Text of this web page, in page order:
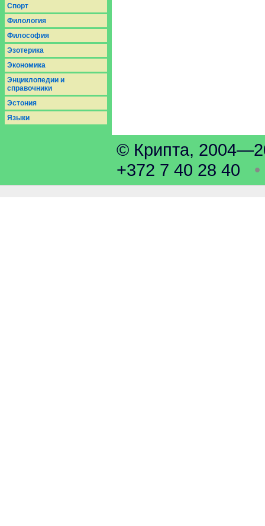
Спорт
Филология
Философия
Эзотерика
Экономика
Энциклопедии и
справочники
Эстония
Языки
© Крипта,
+372 7 40 28 40 •